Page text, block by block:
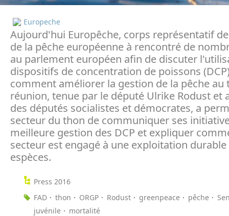
Europeche
Aujourd'hui Europêche, corps représentatif
de la pêche européenne à rencontré de
au parlement européen afin de discuter
dispositifs de concentration de poissons
comment améliorer la gestion de la pêche au
réunion, tenue par le député Ulrike Rodust et
des députés socialistes et démocrates, a
secteur du thon de communiquer ses
meilleure gestion des DCP et expliquer
secteur est engagé à une exploitation durable
espèces.
Press 2016
FAD
thon ORGP Rodust greenpeace pêche
juvénile
mortalité